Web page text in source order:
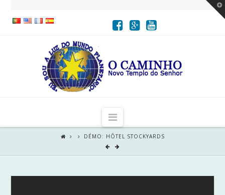
Navigation
DÉMO: HÔTEL STOCKYARDS